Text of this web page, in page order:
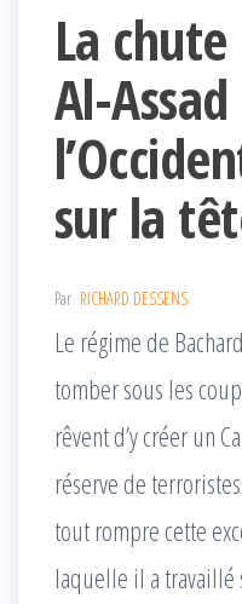
La
Al-
sur la
Par RICHARD DESSENS
Le régime de
tomber sous les
rêvent d’y créer un
réserve de
tout rompre cette
laquelle il a travaillé